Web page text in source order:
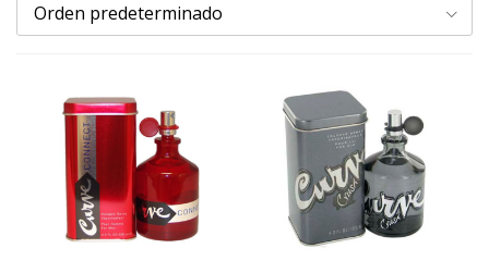
Por favor, introduce una respuesta en dígitos:
Recordarme
Iniciar Sesión
Orden predeterminado